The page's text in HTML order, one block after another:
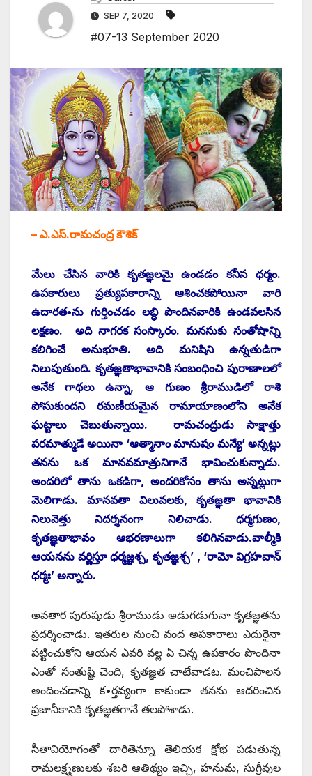
SEP 7, 2020
#07-13 September 2020
– ఎ.ఎస్‌.‌రామచంద్ర కౌశిక్‌
‌మేలు చేసిన వారికి కృతజ్ఞలమై ఉండడం కనీస ధర్మం.
ఉపకారులు ప్రత్యుపకారాన్ని ఆశించకపోయినా వారి
ఉదారత•ను గుర్తించడం లబ్ధి పొందినవారికి ఉండవలసిన
లక్షణం. అది నాగరక సంస్కారం. మనసుకు సంతోషాన్ని
కలిగించే అనుభూతి. అది మనిషిని ఉన్నతుడిగా
నిలుపుతుంది. కృతజ్ఞతాభావానికి సంబంధించి పురాణాలలో
అనేక గాథలు ఉన్నా, ఆ గుణం శ్రీరాముడిలో రాశి
పోసుకుందని రమణీయమైన రామాయాణంలోని అనేక
ఘట్టాలు చెబుతున్నాయి. రామచంద్రుడు సాక్షాత్తు
పరమాత్ముడే అయినా ‘ఆత్మానాం మానుషం మన్యే’ అన్నట్లు
తనను ఒక మానవమాత్రునిగానే భావించుకున్నాడు.
అందరిలో తాను ఒకడిగా, అందరికోసం తాను అన్నట్లుగా
మెలిగాడు. మానవతా విలువలకు, కృతజ్ఞతా భావానికి
నిలువెత్తు నిదర్శనంగా నిలిచాడు. ధర్మగుణం,
కృతజ్ఞతాభావం ఆభరణాలుగా కలిగినవాడు.వాల్మీకి
ఆయనను వర్ణిస్తూ ధర్మజ్ఞశ్చ, కృతజ్ఞశ్చ’ , ‘రామో విగ్రహవాన్‌
‌ధర్మః’ అన్నారు.
అవతార పురుషుడు శ్రీరాముడు అడుగడుగునా కృతజ్ఞతను
ప్రదర్శించాడు. ఇతరుల నుంచి వంద అపకారాలు ఎదురైనా
పట్టించుకోని ఆయన ఎవరి వల్ల ఏ చిన్న ఉపకారం పొందినా
ఎంతో సంతుష్టి చెంది, కృతజ్ఞత చాటేవాడట. మంచిపాలన
అందించడాన్ని క•ర్తవ్యంగా కాకుండా తనను ఆదరించిన
ప్రజానీకానికి కృతజ్ఞతగానే తలపోశాడు.
సీతావియోగంతో దారితెన్నూ తెలియక క్షోభ పడుతున్న
రామలక్ష్మణులకు శబరి ఆతిథ్యం ఇచ్చి, హనుమ, సుగ్రీవుల